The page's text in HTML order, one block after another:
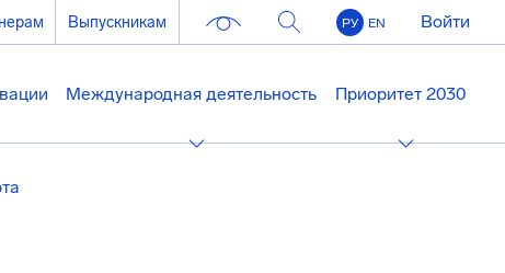
Выпускникам РУ EN Войти
Международная деятельность Приоритет 2030